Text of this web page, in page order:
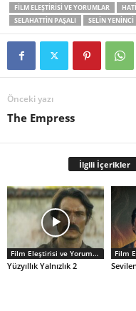
FILM ELEŞTIRISI VE YORUMLAR
SELAHATTIN PAŞALI
SELIN YENINCI
Önceki yazı
The Empress
İlgili İçerikler
Film Eleştirisi ve Yorumlar
Yüzyıllık Yalnızlık 2